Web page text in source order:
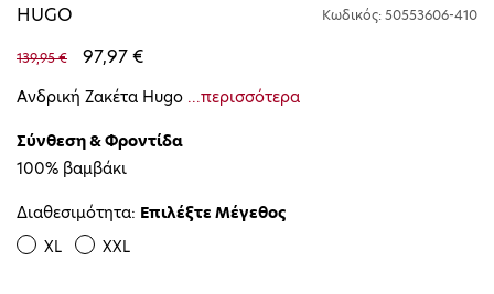
HUGO Κωδικός: 50553606-410
139,95 € 97,97 €
Ανδρική Ζακέτα Hugo ...περισσότερα
Σύνθεση & Φροντίδα
100% βαμβάκι
Διαθεσιμότητα: Επιλέξτε Μέγεθος
XL XXL